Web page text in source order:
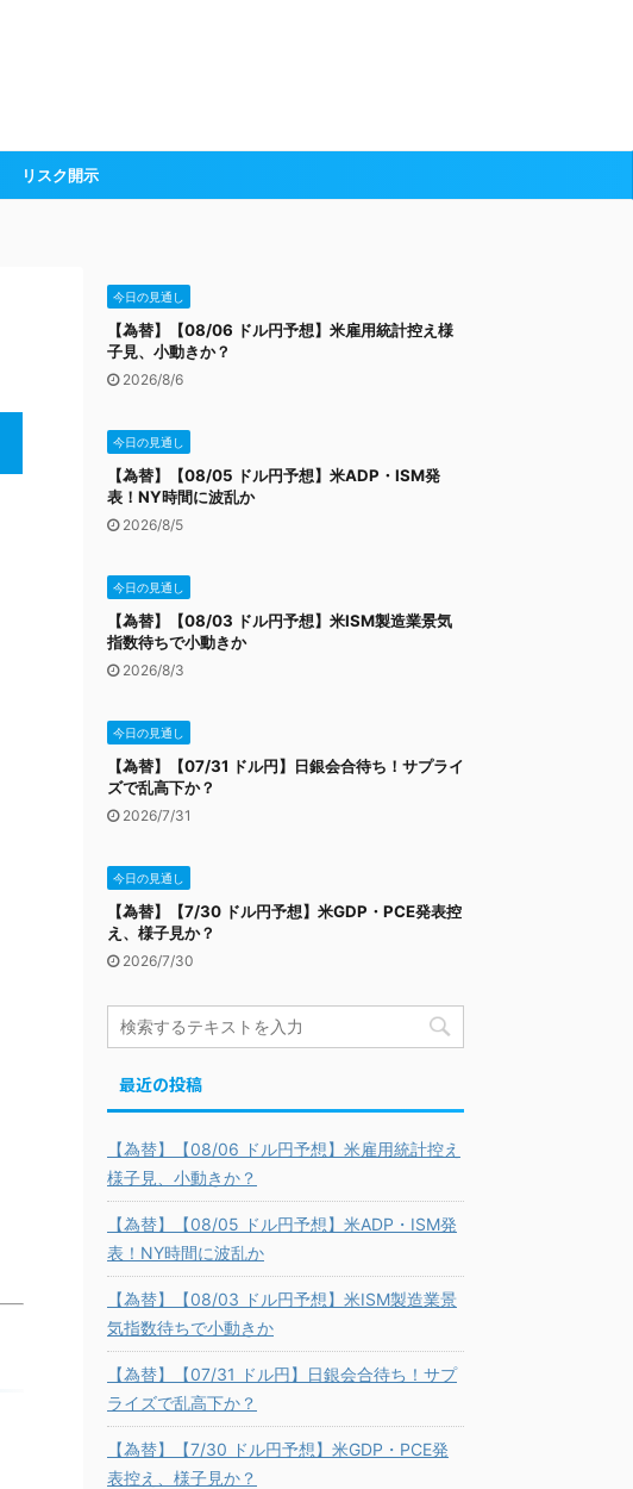
リスク開示
今日の見通し
【為替】【08/06 ドル円予想】米雇用統計控え様
子見、小動きか？
2026/8/6
今日の見通し
【為替】【08/05 ドル円予想】米ADP・ISM発
表！NY時間に波乱か
2026/8/5
今日の見通し
【為替】【08/03 ドル円予想】米ISM製造業景気
指数待ちで小動きか
2026/8/3
今日の見通し
【為替】【07/31 ドル円】日銀会合待ち！サプライ
ズで乱高下か？
2026/7/31
今日の見通し
【為替】【7/30 ドル円予想】米GDP・PCE発表控
え、様子見か？
2026/7/30
最近の投稿
【為替】【08/06 ドル円予想】米雇用統計控え
様子見、小動きか？
【為替】【08/05 ドル円予想】米ADP・ISM発
表！NY時間に波乱か
【為替】【08/03 ドル円予想】米ISM製造業景
気指数待ちで小動きか
【為替】【07/31 ドル円】日銀会合待ち！サプ
ライズで乱高下か？
【為替】【7/30 ドル円予想】米GDP・PCE発
表控え、様子見か？